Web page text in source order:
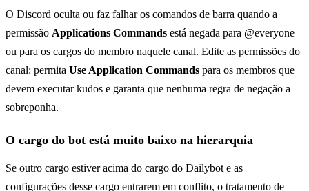
O Discord oculta ou faz falhar os comandos de barra quando a
permissão Applications Commands está negada para @everyone
ou para os cargos do membro naquele canal. Edite as permissões do
canal: permita Use Application Commands para os membros que
devem executar kudos e garanta que nenhuma regra de negação a
sobreponha.
O cargo do bot está muito baixo na hierarquia
Se outro cargo estiver acima do cargo do Dailybot e as
configurações desse cargo entrarem em conflito, o tratamento de